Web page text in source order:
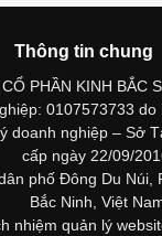
Thông tin chung
PHẦN KINH BẮC
0107573733
doanh nghiệp – Sở
cấp ngày 22/09/
phố Đông Du Núi,
Bắc Ninh, Việt
nhiệm quản lý